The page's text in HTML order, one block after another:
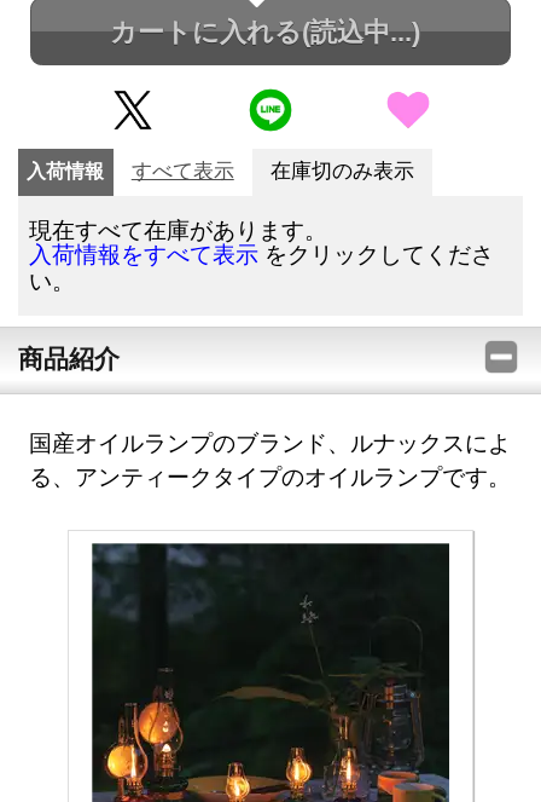
カートに入れる(読込中...)
入荷情報 すべて表示 在庫切のみ表示
現在すべて在庫があります。
入荷情報をすべて表示 をクリックしてくださ
い。
商品紹介
国産オイルランプのブランド、ルナックスによ
る、アンティークタイプのオイルランプです。